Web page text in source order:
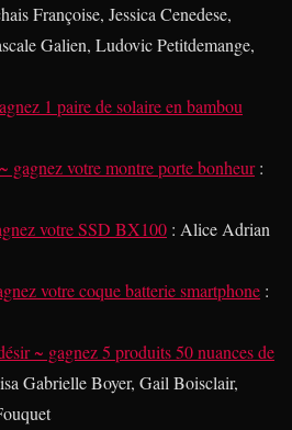
Françoise, Jessica Cenedese,
Galien, Ludovic Petitdemange,
1 paire de solaire en bambou
gagnez votre montre porte bonheur:
votre SSD BX100 : Alice Adrian
votre coque batterie smartphone :
~ gagnez 5 produits 50 nuances de
Gabrielle Boyer, Gail Boisclair,